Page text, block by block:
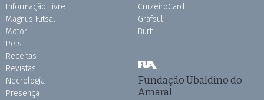
Informação Livre
Magnus Futsal
Motor
Pets
Receitas
Revistas
Necrologia
Presença
CruzeiroCard
Grafsul
Burh
Fundação Ubaldino do
Amaral